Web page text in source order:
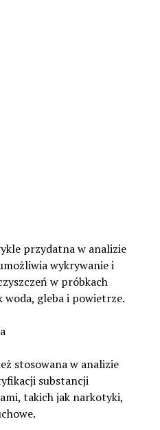
przydatna w analizie
wykrywanie i
w próbkach
woda, gleba i powietrze.
stosowana w analizie
substancji
takich jak narkotyki,